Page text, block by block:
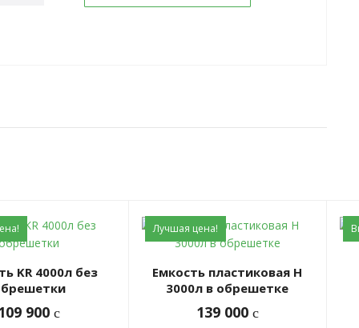
900c
Лучшая цена!
Емкость пластиковая H
3000л в обрешетке
139 000 c